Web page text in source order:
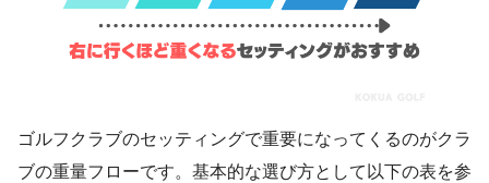
ゴルフクラブのセッティングで重要になってくるのがクラ
ブの重量フローです。基本的な選び方として以下の表を参